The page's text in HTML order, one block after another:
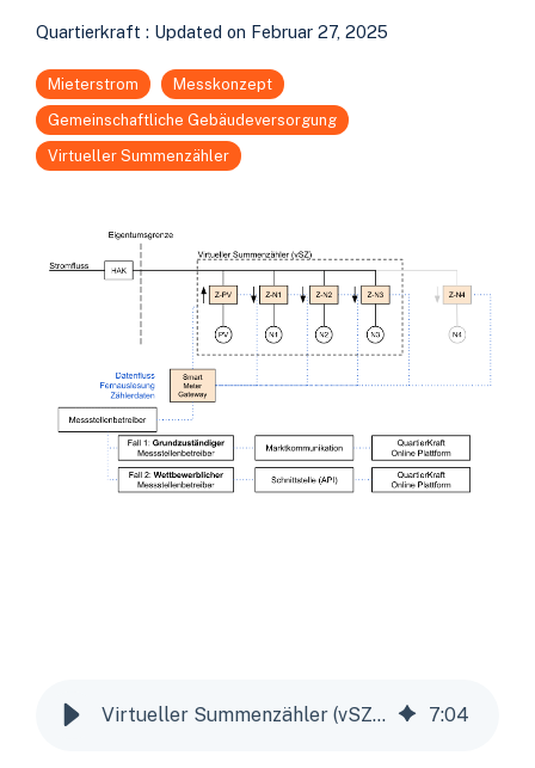
Quartierkraft : Updated on Februar 27, 2025
Mieterstrom
Messkonzept
Gemeinschaftliche Gebäudeversorgung
Virtueller Summenzähler
Virtueller Summenzähler (vSZ) bei Mieterstrom und Gemeinschaftlicher Gebäudeversorgung (GGV) 7:04